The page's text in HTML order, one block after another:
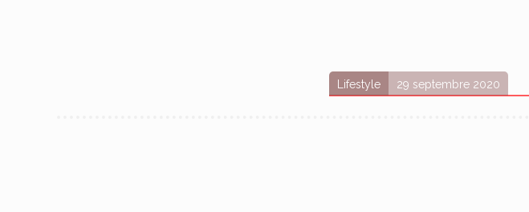
29 septembre 2020
Lifestyle